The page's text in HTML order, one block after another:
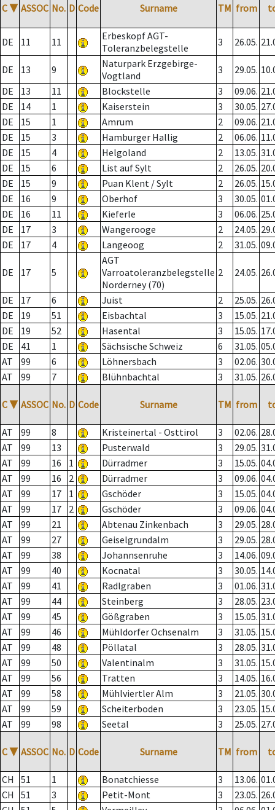
C ▼ ASSOC No. D Code Surname TM from
DE 11 11
Erbeskopf AGT-
Toleranzbelegstelle
3 26.05.
DE 13 9
Naturpark Erzgebirge-
Vogtland
3 29.05.
DE
13 11 Blockstelle 3 09.06.
DE
14 1 Kaiserstein 3 30.05.
DE
15 1 Amrum 2 09.06.
DE
15 3 Hamburger Hallig 2 06.06.
DE
15 4 Helgoland 2 13.05.
DE
15 6 List auf Sylt 2 26.05.
DE
15 9 Puan Klent / Sylt 2 26.05.
DE
16 9 Oberhof 3 30.05.
DE
16 11 Kieferle 3 06.06.
DE
17 3 Wangerooge 2 24.05.
DE
17 4 Langeoog 2 31.05.
DE 17 5
AGT
Varroatoleranzbelegstelle
Norderney (70)
2 24.05.
DE 17 6 Juist 2 25.05.
DE
19 51 Eisbachtal 3 15.05.
DE
19 52 Hasental 3 15.05.
DE
41 1 Sächsische Schweiz 6 31.05.
AT
99 6 Löhnersbach 3 02.06.
AT
99 7 Blühnbachtal 3 31.05.
C ▼ ASSOC No. D Code Surname TM from
AT 99 8 Kristeinertal - Osttirol 3 02.06.
AT
99 13 Pusterwald 3 29.05.
AT
99 16 1 Dürradmer 3 15.05.
AT
99 16 2 Dürradmer 3 09.06.
AT
99 17 1 Gschöder 3 15.05.
AT
99 17 2 Gschöder 3 09.06.
AT
99 21 Abtenau Zinkenbach 3 29.05.
AT
99 27 Geiselgrundalm 3 29.05.
AT
99 38 Johannsenruhe 3 14.06.
AT
99 40 Kocnatal 3 30.05.
AT
99 41 Radlgraben 3 01.06.
AT
99 44 Steinberg 3 28.05.
AT
99 45 Gößgraben 3 15.05.
AT
99 46 Mühldorfer Ochsenalm 3 31.05.
AT
99 48 Pöllatal 3 28.05.
AT
99 50 Valentinalm 3 31.05.
AT
99 56 Tratten 3 14.05.
AT
99 58 Mühlviertler Alm 3 21.05.
AT
99 59 Scheiterboden 3 23.05.
AT
99 98 Seetal 3 25.05.
C ▼ ASSOC No. D Code Surname TM from
CH 51 1 Bonatchiesse 3 13.06.
CH
51 3 Petit-Mont 3 23.05.